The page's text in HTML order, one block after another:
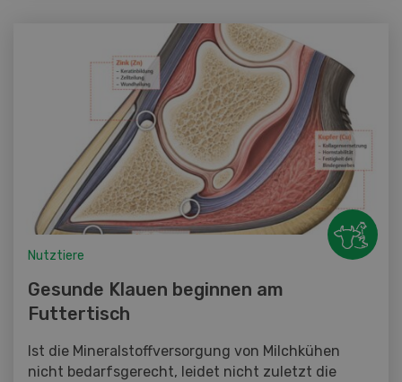
Nutztiere
Gesunde Klauen beginnen am
Futtertisch
Ist die Mineralstoffversorgung von Milchkühen
nicht bedarfsgerecht, leidet nicht zuletzt die